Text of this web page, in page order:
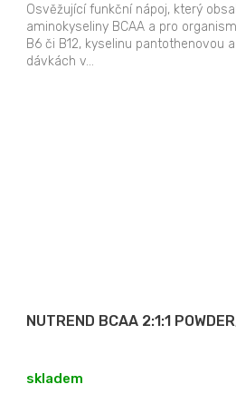
Osvěžující funkční nápoj, který
aminokyseliny BCAA a pro
B6 či B12, kyselinu pantothenovou
dávkách v...
NUTREND BCAA 2:1:1
skladem